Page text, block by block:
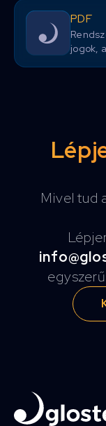
PDF
jogok,
Mivel tud